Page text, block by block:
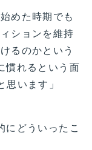
めた時期でも
ションを維持
るのかという
慣れるという面
います」
にどういったこ